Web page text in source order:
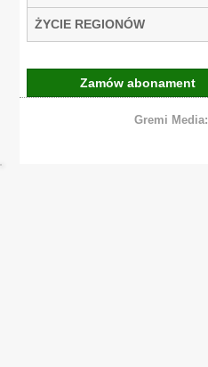
ŻYCIE REGIONÓW
Zamów abonament
Gremi Media: